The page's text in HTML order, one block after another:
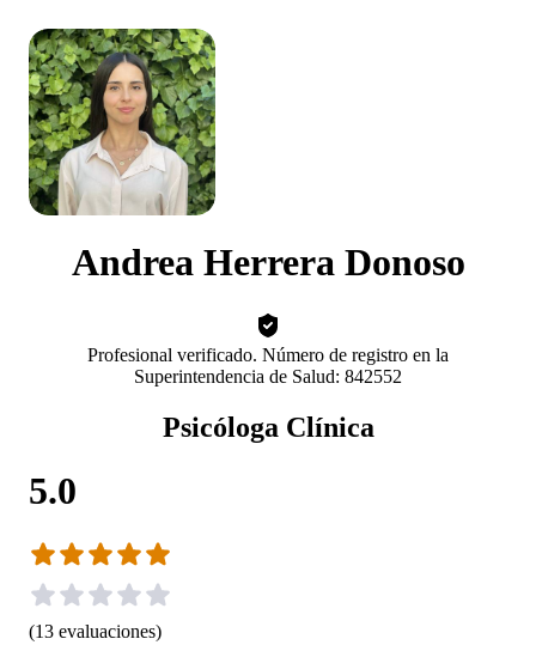
Andrea Herrera Donoso
Profesional verificado. Número de registro en la
Superintendencia de Salud: 842552
Psicóloga Clínica
5.0
(13 evaluaciones)